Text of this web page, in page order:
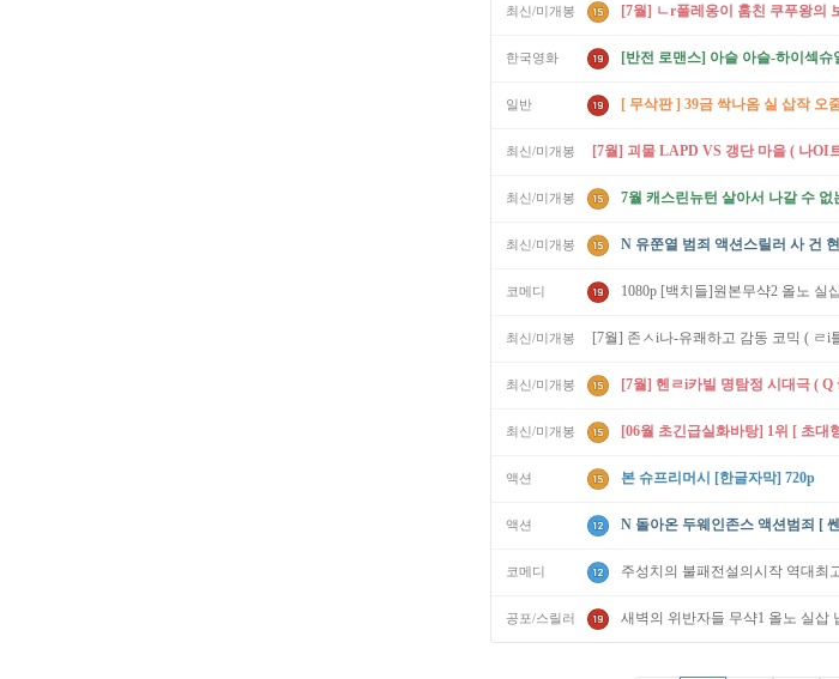
최신/미개봉
한국영화
일반
최신/미개봉
최신/미개봉
최신/미개봉
코메디
최신/미개봉
최신/미개봉
최신/미개봉
액션 본 슈프리머시 [한글자막] 720p
액션
코메디
공포/스릴러